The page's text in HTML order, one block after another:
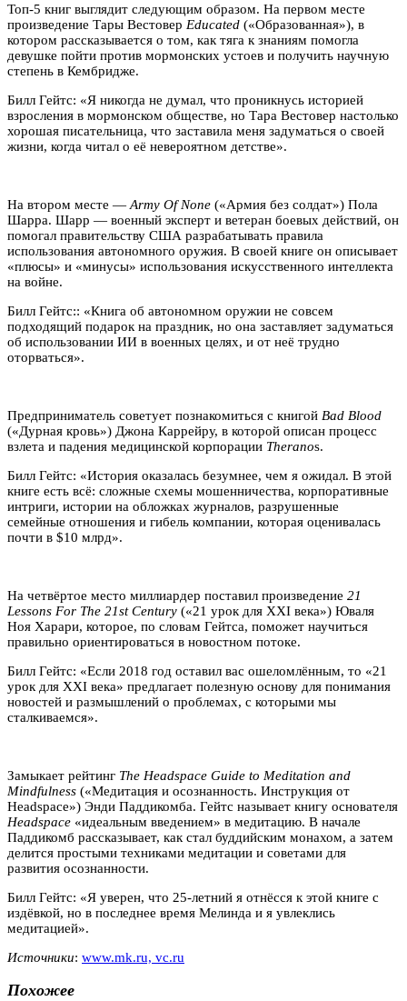
Топ-5 книг выглядит следующим образом. На первом месте
произведение Тары Вестовер Educated («Образованная»), в
котором рассказывается о том, как тяга к знаниям помогла
девушке пойти против мормонских устоев и получить научную
степень в Кембридже.
Билл Гейтс: «Я никогда не думал, что проникнусь историей
взросления в мормонском обществе, но Тара Вестовер настолько
хорошая писательница, что заставила меня задуматься о своей
жизни, когда читал о её невероятном детстве».
На втором месте — Army Of None («Армия без солдат») Пола
Шарра. Шарр — военный эксперт и ветеран боевых действий, он
помогал правительству США разрабатывать правила
использования автономного оружия. В своей книге он описывает
«плюсы» и «минусы» использования искусственного интеллекта
на войне.
Билл Гейтс:: «Книга об автономном оружии не совсем
подходящий подарок на праздник, но она заставляет задуматься
об использовании ИИ в военных целях, и от неё трудно
оторваться».
Предприниматель советует познакомиться с книгой Bad Blood
(«Дурная кровь») Джона Каррейру, в которой описан процесс
взлета и падения медицинской корпорации Theranos.
Билл Гейтс: «История оказалась безумнее, чем я ожидал. В этой
книге есть всё: сложные схемы мошенничества, корпоративные
интриги, истории на обложках журналов, разрушенные
семейные отношения и гибель компании, которая оценивалась
почти в $10 млрд».
На четвёртое место миллиардер поставил произведение 21
Lessons For The 21st Century («21 урок для XXI века») Юваля
Ноя Харари, которое, по словам Гейтса, поможет научиться
правильно ориентироваться в новостном потоке.
Билл Гейтс: «Если 2018 год оставил вас ошеломлённым, то «21
урок для XXI века» предлагает полезную основу для понимания
новостей и размышлений о проблемах, с которыми мы
сталкиваемся».
Замыкает рейтинг The Headspace Guide to Meditation and
Mindfulness («Медитация и осознанность. Инструкция от
Headspace») Энди Паддикомба. Гейтс называет книгу основателя
Headspace «идеальным введением» в медитацию. В начале
Паддикомб рассказывает, как стал буддийским монахом, а затем
делится простыми техниками медитации и советами для
развития осознанности.
Билл Гейтс: «Я уверен, что 25-летний я отнёсся к этой книге с
издёвкой, но в последнее время Мелинда и я увлеклись
медитацией».
Источники: www.mk.ru, vc.ru
Похожее